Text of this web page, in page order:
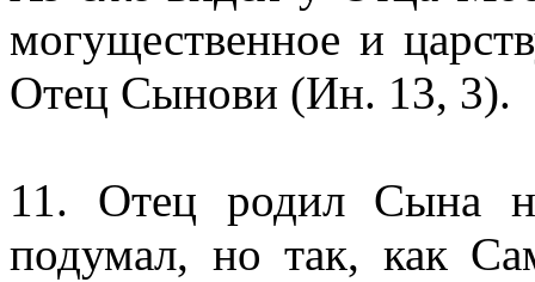
могущественное и
Отец Сынови (Ин. 13, 3).
11. Отец родил Сына
подумал, но так, как